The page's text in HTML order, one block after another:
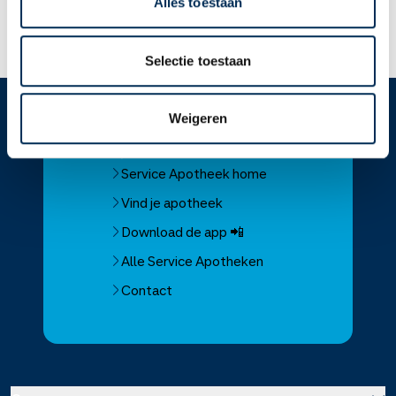
Selectie toestaan
Weigeren
Lees meer op apotheek.nl
ServiceApotheek
Service Apotheek home
Vind je apotheek
Download de app 📲
Alle Service Apotheken
Contact